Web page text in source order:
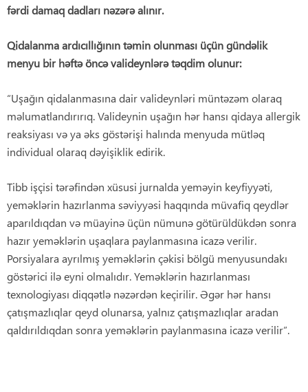
fərdi damaq dadları nəzərə alınır.
Qidalanma ardıcıllığının təmin olunması üçün gündəlik
menyu bir həftə öncəvalideynlərə təqdim olunur:
“Uşağın qidalanmasına dair valideynləri müntəzəm olaraq
məlumatlandırırıq. Valideynin uşağın hər hansı qidaya allergik
reaksiyası və ya əks göstərişi halında menyuda mütləq
individual olaraq dəyişiklik edirik.
Tibb işçisi tərəfindən xüsusi jurnalda yeməyin keyfiyyəti,
yeməklərin hazırlanma səviyyəsi haqqında müvafiq qeydlər
aparıldıqdan və müayinə üçün nümunə götürüldükdən sonra
hazır yeməklərin uşaqlara paylanmasına icazə verilir.
Porsiyalara ayrılmış yeməklərin çəkisi bölgü menyusundakı
göstərici ilə eyni olmalıdır. Yeməklərin hazırlanması
texnologiyası diqqətlə nəzərdən keçirilir. Əgər hər hansı
çatışmazlıqlar qeyd olunarsa, yalnız çatışmazlıqlar aradan
qaldırıldıqdan sonra yeməklərin paylanmasına icazə verilir”.